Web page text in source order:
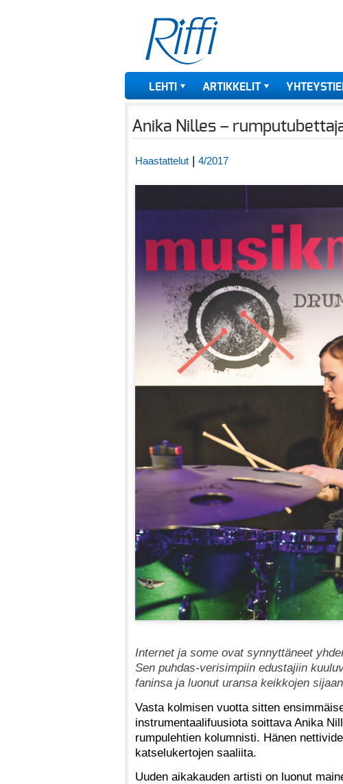
LEHTI ARTIKKELIT
Anika Nilles –
Haastattelut | 4/2017
Internet ja some ovat synnyttäneet
Sen puhdas-verisimpiin edustajiin
faninsa ja luonut uransa keikkojen
Vasta kolmisen vuotta sitten
instrumentaalifuusiota soittava Anika
rumpulehtien kolumnisti. Hänen
katselukertojen saaliita.
Uuden aikakauden artisti on luonut